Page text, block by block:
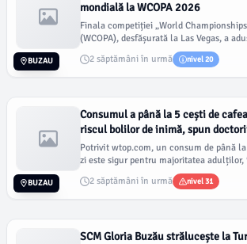
mondială la WCOPA 2026
Finala competiției „World
(WCOPA), desfășurată la Las Vegas, a
2 săptămâni în urmă
nivel 20
BUZAU
Consumul a până la 5 cești de
riscul bolilor de inimă, spun
Potrivit wtop.com, un consum de până
zi este sigur pentru majoritatea
2 săptămâni în urmă
nivel 31
BUZAU
SCM Gloria Buzău strălucește la